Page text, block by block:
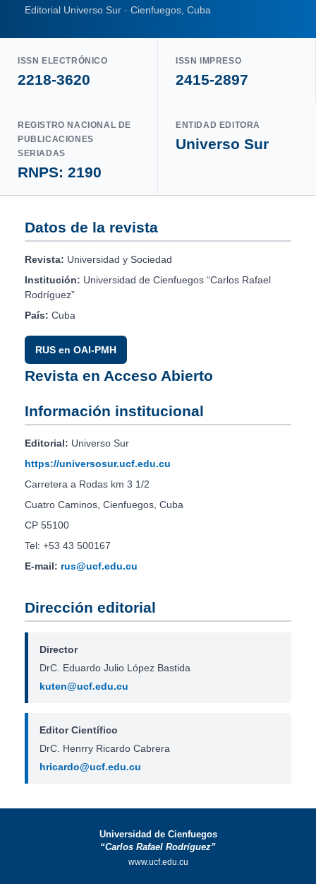
Editorial Universo Sur · Cienfuegos, Cuba
ISSN ELECTRÓNICO
2218-3620
ISSN IMPRESO
2415-2897
REGISTRO NACIONAL DE
PUBLICACIONES
SERIADAS
RNPS: 2190
ENTIDAD EDITORA
Universo Sur
Datos de la revista
Revista: Universidad y Sociedad
Institución: Universidad de Cienfuegos “Carlos Rafael
Rodríguez”
País: Cuba
RUS en OAI-PMH
Revista en Acceso Abierto
Información institucional
Editorial: Universo Sur
https://universosur.ucf.edu.cu
Carretera a Rodas km 3 1/2
Cuatro Caminos, Cienfuegos, Cuba
CP 55100
Tel: +53 43 500167
E-mail: rus@ucf.edu.cu
Dirección editorial
Director
DrC. Eduardo Julio López Bastida
kuten@ucf.edu.cu
Editor Científico
DrC. Henrry Ricardo Cabrera
hricardo@ucf.edu.cu
Universidad de Cienfuegos
“Carlos Rafael Rodríguez”
www.ucf.edu.cu